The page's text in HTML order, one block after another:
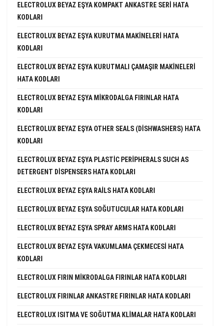
ELECTROLUX BEYAZ EŞYA KOMPAKT ANKASTRE SERI HATA
KODLARI
ELECTROLUX BEYAZ EŞYA KURUTMA MAKINELERI HATA
KODLARI
ELECTROLUX BEYAZ EŞYA KURUTMALI ÇAMAŞIR MAKINELERI
HATA KODLARI
ELECTROLUX BEYAZ EŞYA MIKRODALGA FIRINLAR HATA
KODLARI
ELECTROLUX BEYAZ EŞYA OTHER SEALS (DISHWASHERS) HATA
KODLARI
ELECTROLUX BEYAZ EŞYA PLASTIC PERIPHERALS SUCH AS
DETERGENT DISPENSERS HATA KODLARI
ELECTROLUX BEYAZ EŞYA RAILS HATA KODLARI
ELECTROLUX BEYAZ EŞYA SOĞUTUCULAR HATA KODLARI
ELECTROLUX BEYAZ EŞYA SPRAY ARMS HATA KODLARI
ELECTROLUX BEYAZ EŞYA VAKUMLAMA ÇEKMECESI HATA
KODLARI
ELECTROLUX FIRIN MIKRODALGA FIRINLAR HATA KODLARI
ELECTROLUX FIRINLAR ANKASTRE FIRINLAR HATA KODLARI
ELECTROLUX ISITMA VE SOĞUTMA KLIMALAR HATA KODLARI